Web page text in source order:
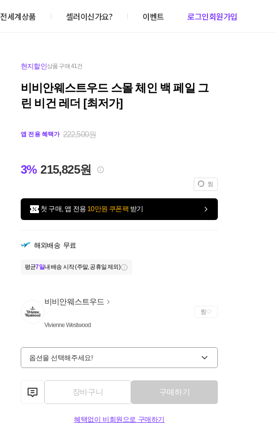
전세계상품 셀러이신가요? 이벤트 로그인회원가입
현지할인상품 구매 41건
비비안웨스트우드 스몰 체인 백 페일 그
린 비건 레더 [최저가]
앱 전용 혜택가 222,500원
3% 215,825원
찜
첫 구매, 앱 전용 10만원 쿠폰팩 받기
해외배송 무료
평균7일내 배송 시작 (주말, 공휴일 제외)
비비안웨스트우드
Vivienne Westwood
찜
옵션을 선택해주세요!
장바구니 구매하기
혜택없이 비회원으로 구매하기